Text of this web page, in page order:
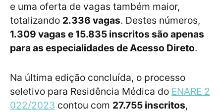
e uma oferta de vagas também maior,
totalizando 2.336 vagas. Destes números,
1.309 vagas e 15.835 inscritos são apenas
para as especialidades de Acesso Direto.
Na última edição concluída, o processo
seletivo para Residência Médica do ENARE 2
022/2023 contou com 27.755 inscritos,